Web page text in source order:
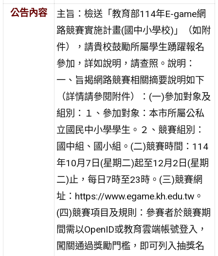
公告內容
主旨：檢送「教育部114年E-game網
路競賽實施計畫(國中小學校)」（如附
件），請貴校鼓勵所屬學生踴躍報名
參加，詳如說明，請查照。說明：
一、旨揭網路競賽相關摘要說明如下
（詳情請參閱附件）：(一)參加對象及
組別：１、參加對象：本市所屬公私
立國民中小學學生。２、競賽組別：
國中組、國小組。(二)競賽時間：114
年10月7日(星期二)起至12月2日(星期
二)止，每日7時至23時。(三)競賽網
址：https://www.egame.kh.edu.tw。
(四)競賽項目及規則：參賽者於競賽期
間需以OpenID或教育雲端帳號登入，
闖關通過獎勵門檻，即可列入抽獎名